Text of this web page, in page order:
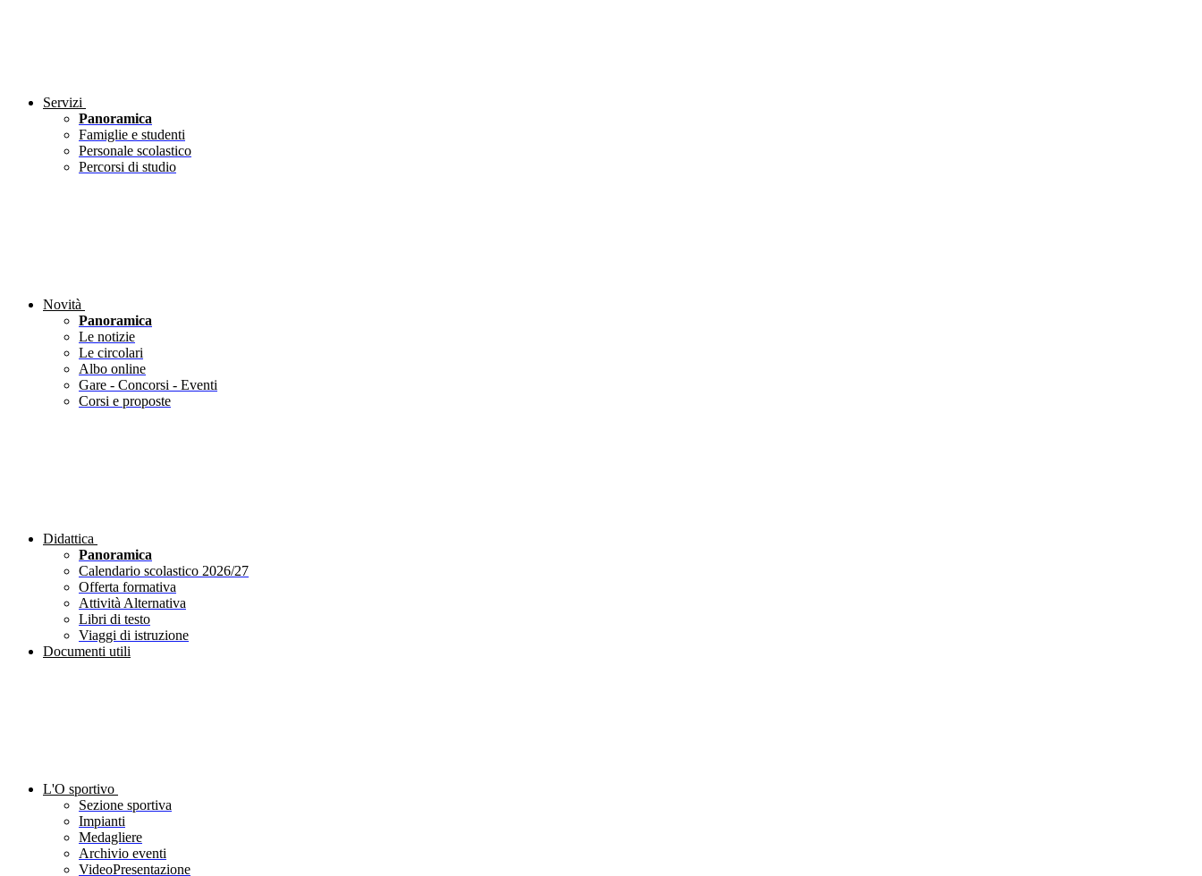
Servizi
Panoramica
Famiglie e studenti
Personale scolastico
Percorsi di studio
Novità
Panoramica
Le notizie
Le circolari
Albo online
Gare - Concorsi - Eventi
Corsi e proposte
Didattica
Panoramica
Calendario scolastico 2026/27
Offerta formativa
Attività Alternativa
Libri di testo
Viaggi di istruzione
Documenti utili
L'O sportivo
Sezione sportiva
Impianti
Medagliere
Archivio eventi
VideoPresentazione